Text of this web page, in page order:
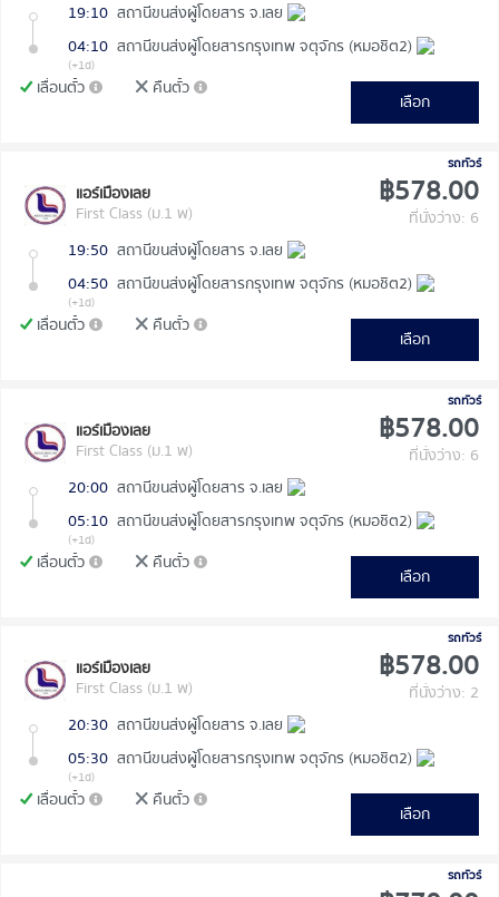
19:10 สถานีขนส่งผู้โดยสาร จ.เลย
04:10 สถานีขนส่งผู้โดยสารกรุงเทพ จตุจักร (หมอชิต2)
(+1d)
เลื่อนตั๋ว คืนตั๋ว
เลือก
รถทัวร์
แอร์เมืองเลย
First Class (ม.1 พ)
฿578.00
ที่นั่งว่าง: 6
19:50 สถานีขนส่งผู้โดยสาร จ.เลย
04:50 สถานีขนส่งผู้โดยสารกรุงเทพ จตุจักร (หมอชิต2)
(+1d)
เลื่อนตั๋ว คืนตั๋ว
เลือก
รถทัวร์
แอร์เมืองเลย
First Class (ม.1 พ)
฿578.00
ที่นั่งว่าง: 6
20:00 สถานีขนส่งผู้โดยสาร จ.เลย
05:10 สถานีขนส่งผู้โดยสารกรุงเทพ จตุจักร (หมอชิต2)
(+1d)
เลื่อนตั๋ว คืนตั๋ว
เลือก
รถทัวร์
แอร์เมืองเลย
First Class (ม.1 พ)
฿578.00
ที่นั่งว่าง: 2
20:30 สถานีขนส่งผู้โดยสาร จ.เลย
05:30 สถานีขนส่งผู้โดยสารกรุงเทพ จตุจักร (หมอชิต2)
(+1d)
เลื่อนตั๋ว คืนตั๋ว
เลือก
รถทัวร์